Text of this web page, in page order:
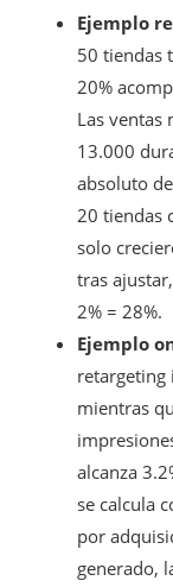
Ejemplo
50 tiendas
20%
Las ventas
13.000
absoluto
20 tiendas
solo
tras
2% = 28%.
Ejemplo
retargeting
mientras
alcanza
se calcula
por
generado,